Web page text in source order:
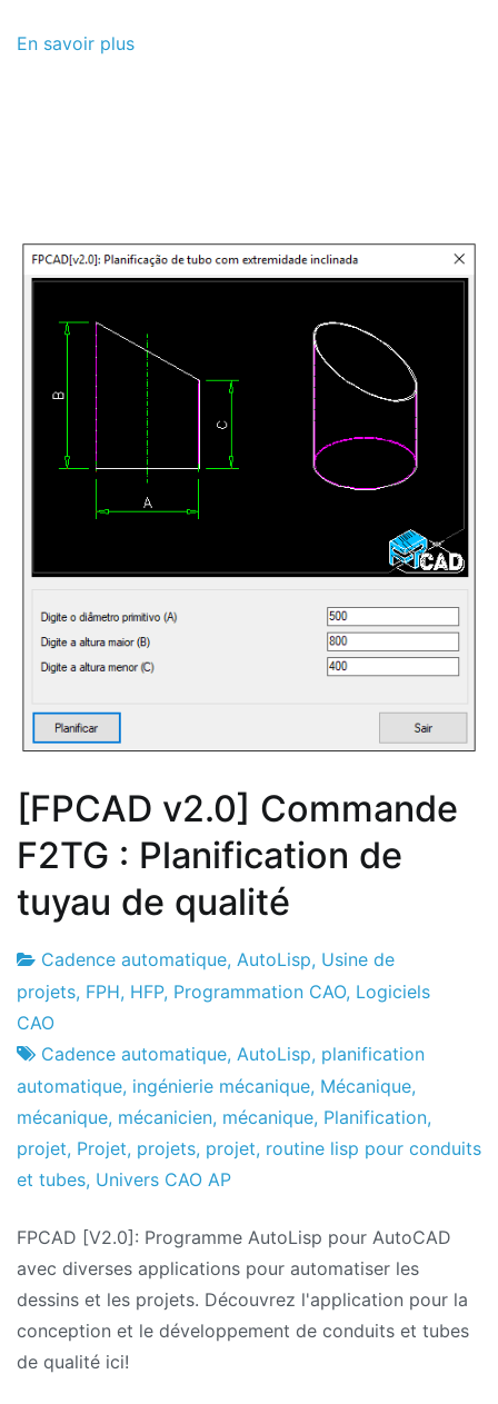
En savoir plus
[FPCAD v2.0] Commande
F2TG : Planification de
tuyau de qualité
Usine
de
projets
20
le
juillet
le
2021
Cadence automatique, AutoLisp, Usine de
projets, FPH, HFP, Programmation CAO, Logiciels
CAO
Cadence automatique, AutoLisp, planification
automatique, ingénierie mécanique, Mécanique,
mécanique, mécanicien, mécanique, Planification,
projet, Projet, projets, projet, routine lisp pour conduits
et tubes, Univers CAO AP
FPCAD [V2.0]: Programme AutoLisp pour AutoCAD
avec diverses applications pour automatiser les
dessins et les projets. Découvrez l'application pour la
conception et le développement de conduits et tubes
de qualité ici!